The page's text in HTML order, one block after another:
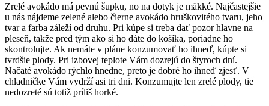
Zrelé avokádo má pevnú šupku, no na dotyk je mäkké. Najčastejšie
u nás nájdeme zelené alebo čierne avokádo hruškovitého tvaru, jeho
tvar a farba záleží od druhu. Pri kúpe si treba dať pozor hlavne na
pleseň, takže pred tým ako si ho dáte do košíka, poriadne ho
skontrolujte. Ak nemáte v pláne konzumovať ho ihneď, kúpte si
tvrdšie plody. Pri izbovej teplote Vám dozrejú do štyroch dní.
Načaté avokádo rýchlo hnedne, preto je dobré ho ihneď zjesť. V
chladničke Vám vydrží asi tri dni. Konzumujte len zrelé plody, tie
nedozreté sú totiž príliš horké.